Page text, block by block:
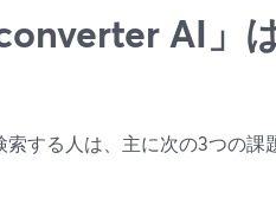
AI」
する人は、主に次の3つの課